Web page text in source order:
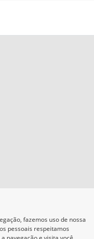
fazemos uso de nossa
pessoais respeitamos